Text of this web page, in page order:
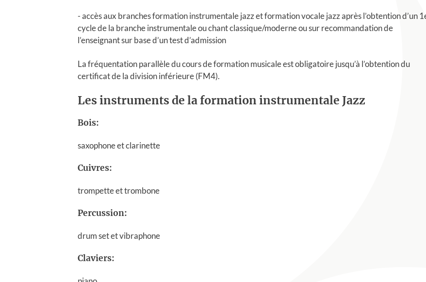
- accès aux branches formation instrumentale jazz et formation vocale jazz après l’obtention d’un
cycle de la branche instrumentale ou chant classique/moderne ou sur recommandation de
l’enseignant sur base d’un test d’admission
La fréquentation parallèle du cours de formation musicale est obligatoire jusqu’à l’obtention du
certificat de la division inférieure (FM4).
Les instruments de la formation instrumentale Jazz
Bois:
saxophone et clarinette
Cuivres:
trompette et trombone
Percussion:
drum set et vibraphone
Claviers: